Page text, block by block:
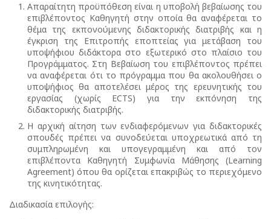
Απαραίτητη προϋπόθεση είναι η υποβολή βεβαίωσης του
επιβλέποντος Καθηγητή στην οποία θα αναφέρεται το
θέμα της εκπονούμενης διδακτορικής διατριβής και η
έγκριση της Επιτροπής εποπτείας για μετάβαση του
υποψήφιου διδάκτορα στο εξωτερικό στο πλαίσιο του
Προγράμματος. Στη Βεβαίωση του επιβλέποντος πρέπει
να αναφέρεται ότι το πρόγραμμα που θα ακολουθήσει ο
υποψήφιος θα αποτελέσει μέρος της ερευνητικής του
εργασίας (χωρίς ECTS) για την εκπόνηση της
διδακτορικής διατριβής.
Η αρχική αίτηση των ενδιαφερόμενων για διδακτορικές
σπουδές πρέπει να συνοδεύεται υποχρεωτικά από τη
συμπληρωμένη και υπογεγραμμένη και από τον
επιβλέποντα Καθηγητή Συμφωνία Μάθησης (Learning
Agreement) όπου θα ορίζεται επακριβώς το περιεχόμενο
της κινητικότητας.
Διαδικασία επιλογής: